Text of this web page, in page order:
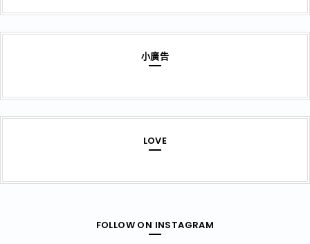
小廣告
LOVE
FOLLOW ON INSTAGRAM